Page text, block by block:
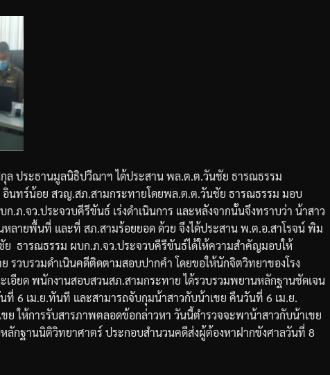
ล ประธานมูลนิธิปวีณาฯ ได้ประสานพล.ต.ต.วันชัย ธารณธรรม
อินทร์น้อย สวญ.สภ.สามกระทายโดยพล.ต.ต.วันชัย ธารณธรรม มอบ
ก.ภ.จว.ประจวบคีรีขันธ์ เร่งดำเนินการ และหลังจากนั้นจึงทราบว่า น้าสาว
หลายพื้นที่ และที่ สภ.สามร้อยยอดด้วย จึงได้ประสานพ.ต.อ.สาโรจน์พิม
ย ธารณธรรม ผบก.ภ.จว.ประจวบคีรีขันธ์ได้ให้ความสำคัญมอบให้
รวบรวมดำเนินคดีติดตามสอบปากคำ โดยขอให้นักจิตวิทยาของโรง
เอียดพนักงานสอบสวนสภ.สามกระทาย ได้รวบรวมพยานหลักฐานชัดเจน
ที่ 6 เม.ย.ทันที และสามารถจับกุมน้าสาวกับน้าเขย คืนวันที่ 6 เม.ย.
ย ให้การรับสารภาพตลอดข้อกล่าวหา วันนี้ตำรวจจะพาน้าสาวกับน้าเขย
ลักฐานนิติวิทยาศาตร์ ประกอบสำนวนคดีส่งผู้ต้องหาฝากขังศาลวันที่ 8